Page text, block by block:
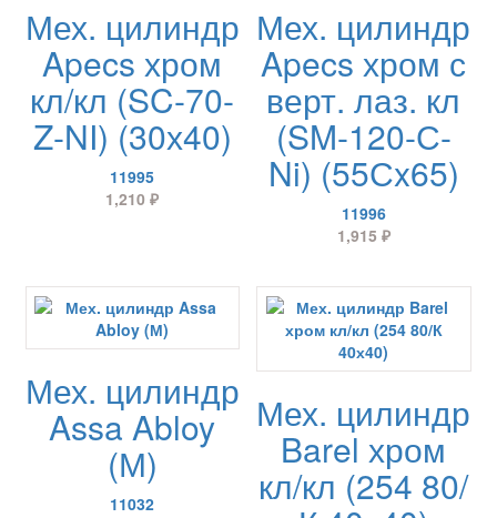
Мех. цилиндр
Apecs хром
кл/кл (SC-70-
Z-NI) (30х40)
11995
1,210₽
Мех. цилиндр
Apecs хром с
верт. лаз. кл
(SM-120-С-
Ni) (55Сx65)
11996
1,915 ₽
Мех. цилиндр
Assa Abloy
(М)
11032
Мех. цилиндр
Barel хром
кл/кл (254 80/